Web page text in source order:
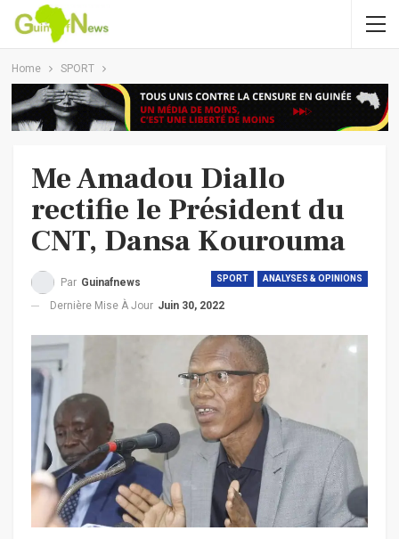
Home SPORT
Me Amadou Diallo
rectifie le Président du
CNT, Dansa Kourouma
SPORT ANALYSES & OPINIONS
Par Guinafnews
Dernière Mise À Jour Juin 30, 2022